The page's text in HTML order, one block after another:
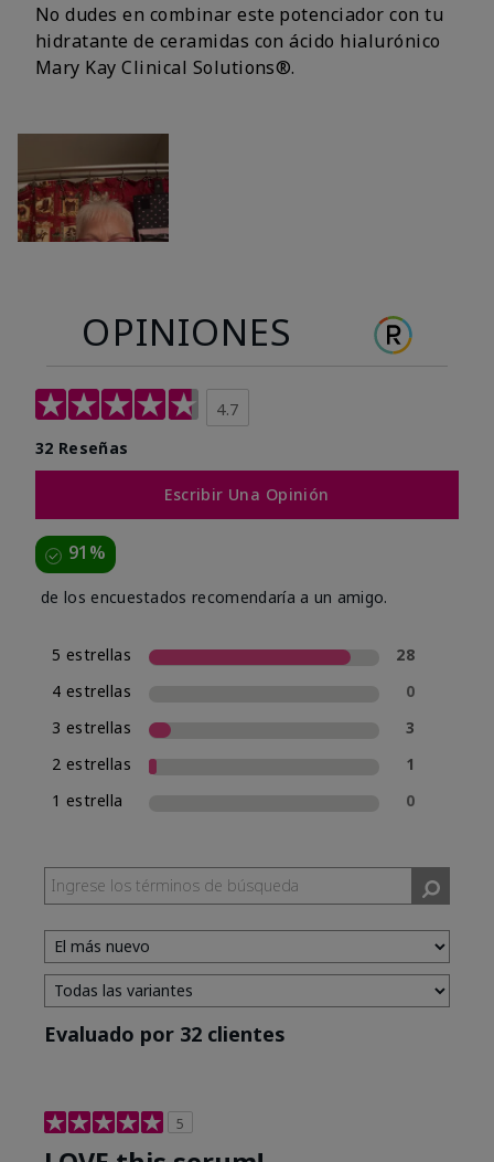
No dudes en combinar este potenciador con tu
hidratante de ceramidas con ácido hialurónico
Mary Kay Clinical Solutions®.
OPINIONES
4.7
32 Reseñas
Escribir Una Opinión
91%
de los encuestados recomendaría a un amigo.
5 estrellas
28
4 estrellas
0
3 estrellas
3
2 estrellas
1
1 estrella
0
Evaluado por 32 clientes
5